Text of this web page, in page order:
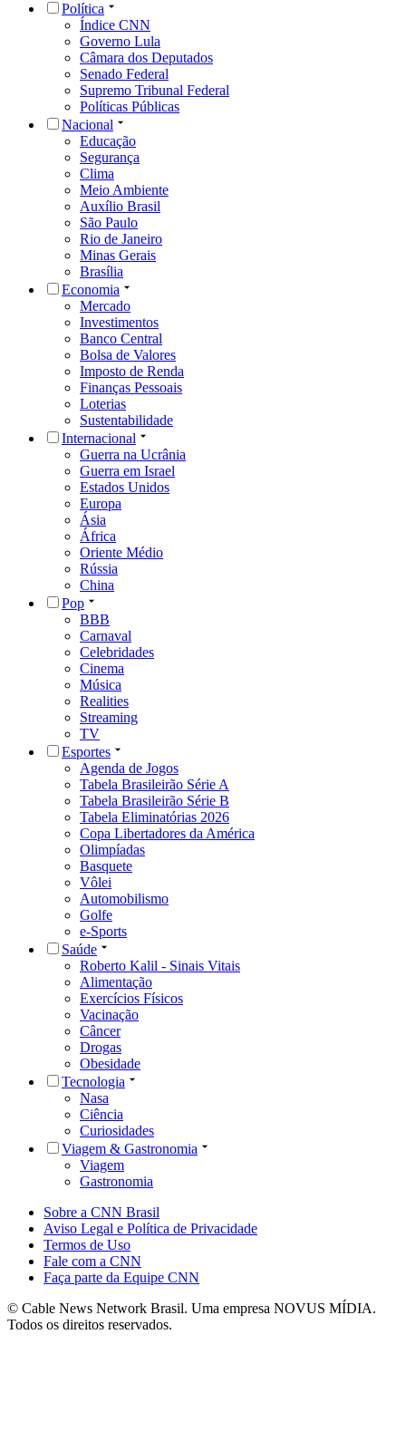
Política
Índice CNN
Governo Lula
Câmara dos Deputados
Senado Federal
Supremo Tribunal Federal
Políticas Públicas
Nacional
Educação
Segurança
Clima
Meio Ambiente
Auxílio Brasil
São Paulo
Rio de Janeiro
Minas Gerais
Brasília
Economia
Mercado
Investimentos
Banco Central
Bolsa de Valores
Imposto de Renda
Finanças Pessoais
Loterias
Sustentabilidade
Internacional
Guerra na Ucrânia
Guerra em Israel
Estados Unidos
Europa
Ásia
África
Oriente Médio
Rússia
China
Pop
BBB
Carnaval
Celebridades
Cinema
Música
Realities
Streaming
TV
Esportes
Agenda de Jogos
Tabela Brasileirão Série A
Tabela Brasileirão Série B
Tabela Eliminatórias 2026
Copa Libertadores da América
Olimpíadas
Basquete
Vôlei
Automobilismo
Golfe
e-Sports
Saúde
Roberto Kalil - Sinais Vitais
Alimentação
Exercícios Físicos
Vacinação
Câncer
Drogas
Obesidade
Tecnologia
Nasa
Ciência
Curiosidades
Viagem & Gastronomia
Viagem
Gastronomia
Sobre a CNN Brasil
Aviso Legal e Política de Privacidade
Termos de Uso
Fale com a CNN
Faça parte da Equipe CNN
© Cable News Network Brasil. Uma empresa NOVUS MÍDIA.
Todos os direitos reservados.